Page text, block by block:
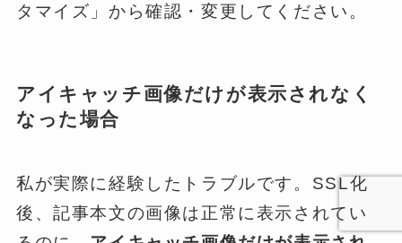
タマイズ」から確認・変更してください。
アイキャッチ画像だけが表示されなく
なった場合
私が実際に経験したトラブルです。SSL化
後、記事本文の画像は正常に表示されてい